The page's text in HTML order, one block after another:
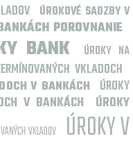
ÚROKOVÉ SADZBY V
POROVNANIE
BANK
ÚROKY NA
VKLADOCH
V BANKÁCH
ÚROKY
V BANKÁCH
ÚROKY
VKLADOV
ÚROKY V